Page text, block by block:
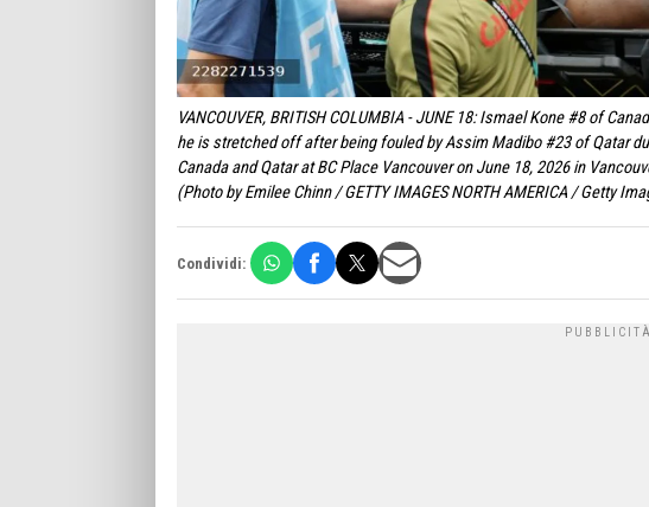
VANCOUVER, BRITISH COLUMBIA - JUNE 18: Ismael Kone #8 of
he is stretched off after being fouled by Assim Madibo #23 of Qatar
Canada and Qatar at BC Place Vancouver on June 18, 2026 in
(Photo by Emilee Chinn / GETTY IMAGES NORTH AMERICA / Getty
Condividi: